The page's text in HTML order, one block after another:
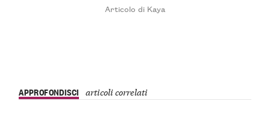
Articolo di Kaya
APPROFONDISCI articoli correlati